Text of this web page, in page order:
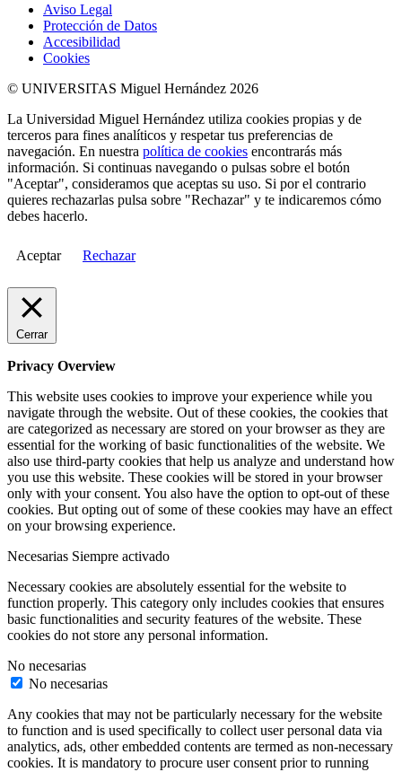
Aviso Legal
Protección de Datos
Accesibilidad
Cookies
© UNIVERSITAS Miguel Hernández 2026
La Universidad Miguel Hernández utiliza cookies propias y de
terceros para fines analíticos y respetar tus preferencias de
navegación. En nuestra política de cookies encontrarás más
información. Si continuas navegando o pulsas sobre el botón
"Aceptar", consideramos que aceptas su uso. Si por el contrario
quieres rechazarlas pulsa sobre "Rechazar" y te indicaremos cómo
debes hacerlo.
Aceptar Rechazar
Cerrar
Privacy Overview
This website uses cookies to improve your experience while you
navigate through the website. Out of these cookies, the cookies that
are categorized as necessary are stored on your browser as they are
essential for the working of basic functionalities of the website. We
also use third-party cookies that help us analyze and understand how
you use this website. These cookies will be stored in your browser
only with your consent. You also have the option to opt-out of these
cookies. But opting out of some of these cookies may have an effect
on your browsing experience.
Necesarias Siempre activado
Necessary cookies are absolutely essential for the website to
function properly. This category only includes cookies that ensures
basic functionalities and security features of the website. These
cookies do not store any personal information.
No necesarias
No necesarias
Any cookies that may not be particularly necessary for the website
to function and is used specifically to collect user personal data via
analytics, ads, other embedded contents are termed as non-necessary
cookies. It is mandatory to procure user consent prior to running